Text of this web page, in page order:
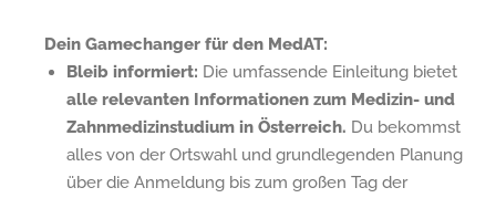
Dein Gamechanger für den MedAT:
Bleib informiert: Die umfassende Einleitung bietet
alle relevanten Informationen zum Medizin- und
Zahnmedizinstudium in Österreich. Du bekommst
alles von der Ortswahl und grundlegenden Planung
über die Anmeldung bis zum großen Tag der